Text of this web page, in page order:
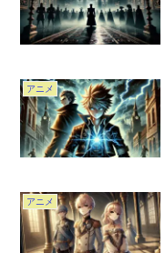
アニメ
アニメ